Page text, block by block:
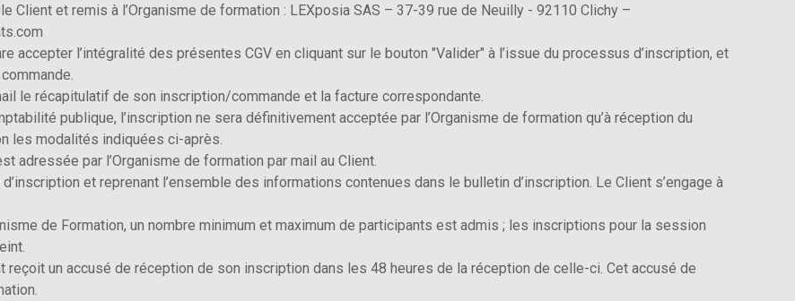
Client et remis à l’Organisme de formation : LEXposia SAS – 37-39 rue de Neuilly - 92110 Clichy –
accepter l’intégralité des présentes CGV en cliquant sur le bouton "Valider" à l’issue du processus d’inscription, et
le récapitulatif de son inscription/commande et la facture correspondante.
publique, l’inscription ne sera définitivement acceptée par l’Organisme de formation qu’à réception du
les modalités indiquées ci-après.
adressée par l’Organisme de formation par mail au Client.
d’inscription et reprenant l’ensemble des informations contenues dans le bulletin d’inscription. Le Client s’engage à
de Formation, un nombre minimum et maximum de participants est admis ; les inscriptions pour la session
un accusé de réception de son inscription dans les 48 heures de la réception de celle-ci. Cet accusé de